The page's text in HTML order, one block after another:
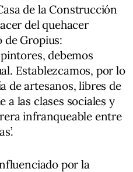
de la Construcción
del quehacer
de Gropius:
debemos
Establezcamos, por lo
de artesanos, libres de
a las clases sociales y
infranqueable entre
por la